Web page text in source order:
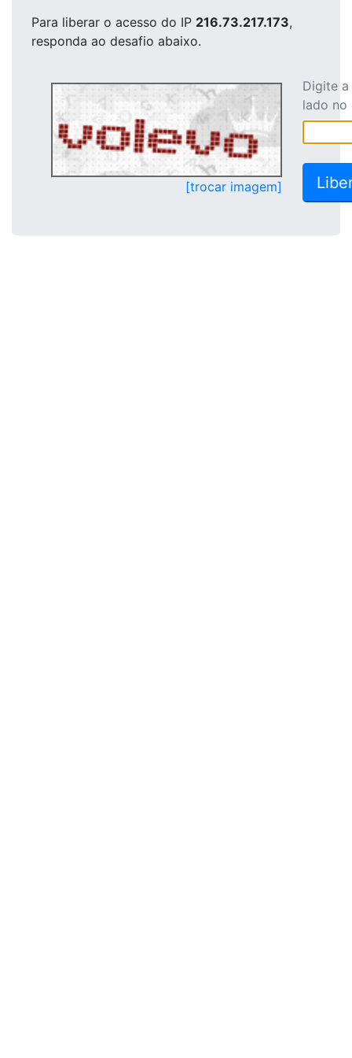
Para liberar o acesso do IP 216.73.217.173,
responda ao desafio abaixo.
[trocar imagem]
Digite
lado no